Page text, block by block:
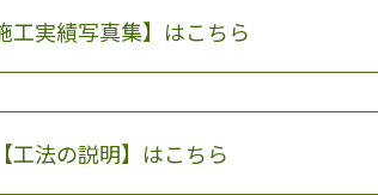
工実績写真集】はこちら
【工法の説明】はこちら